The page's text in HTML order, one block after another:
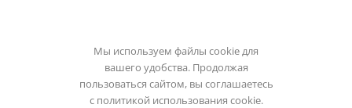
Мы используем файлы cookie для
вашего удобства. Продолжая
пользоваться сайтом, вы соглашаетесь
с политикой использования cookie.